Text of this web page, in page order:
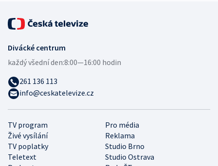
TV program
Pro média
Živé vysílání
Reklama
TV poplatky
Studio Brno
Teletext
Studio Ostrava
Divácké centrum
každý všední den:8:00—16:00 hodin
261 136 113
info@ceskatelevize.cz